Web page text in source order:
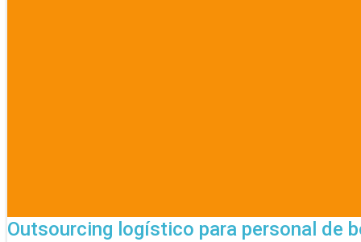
Outsourcing logístico para personal de